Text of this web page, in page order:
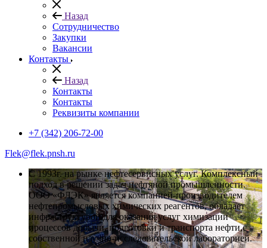
Назад
Сотрудничество
Закупки
Вакансии
Контакты
Назад
Контакты
Контакты
Реквизиты компании
+7 (342) 206-72-00
Flek@flek.pnsh.ru
C 1993г. на рынке нефтесервисных услуг. Комплексный
подход в решении задач нефтяной промышленности.
ООО «ФЛЭК» является компанией-производителем
нефтепромысловых химических реагентов, обладает
инфраструктурой для оказания услуг химизации
процессов добычи, подготовки и транспорта нефти,с
собственной научно-исследовательской лабораторией.